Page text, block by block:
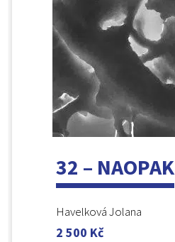
32 – NAOPAK
Havelková Jolana
2 500 Kč